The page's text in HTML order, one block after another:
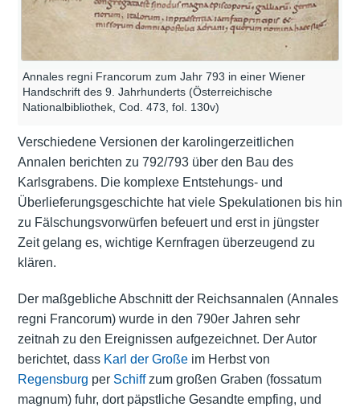
Annales regni Francorum zum Jahr 793 in einer Wiener
Handschrift des 9. Jahrhunderts (Österreichische
Nationalbibliothek, Cod. 473, fol. 130v)
Verschiedene Versionen der karolingerzeitlichen
Annalen berichten zu 792/793 über den Bau des
Karlsgrabens. Die komplexe Entstehungs- und
Überlieferungsgeschichte hat viele Spekulationen bis hin
zu Fälschungsvorwürfen befeuert und erst in jüngster
Zeit gelang es, wichtige Kernfragen überzeugend zu
klären.
Der maßgebliche Abschnitt der Reichsannalen (Annales
regni Francorum) wurde in den 790er Jahren sehr
zeitnah zu den Ereignissen aufgezeichnet. Der Autor
berichtet, dass Karl der Großeim Herbst von
Regensburg per Schiffzum großen Graben (fossatum
magnum) fuhr, dort päpstliche Gesandte empfing, und